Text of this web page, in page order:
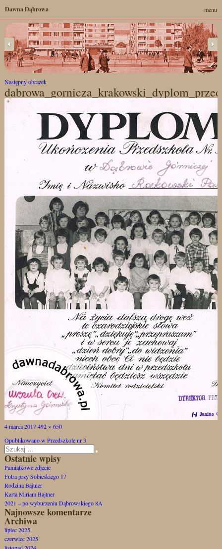
Następny obrazek
Opublikowano
4 marca 2017Pełny
492 × 650
wpisu
Opublikowano w Przedszkole nr 3
Szukaj:
Szukaj
Ostatnie wpisy
Pamiątkowe zdjęcie
Futra przy Sobieskiego 17
Rodzina Bajtner
Karta Miriam Bajtner
2021 – po wyburzeniu Dąbrowskiego 8A
Najnowsze komentarze
Archiwa
lipiec 2025
czerwiec 2025
listopad 2024
Dawna Dąbrowa menu